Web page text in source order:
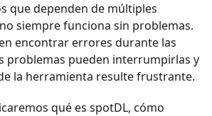
que dependen de múltiples
siempre funciona sin problemas.
encontrar errores durante las
problemas pueden interrumpirlas y
la herramienta resulte frustrante.
qué es spotDL, cómo